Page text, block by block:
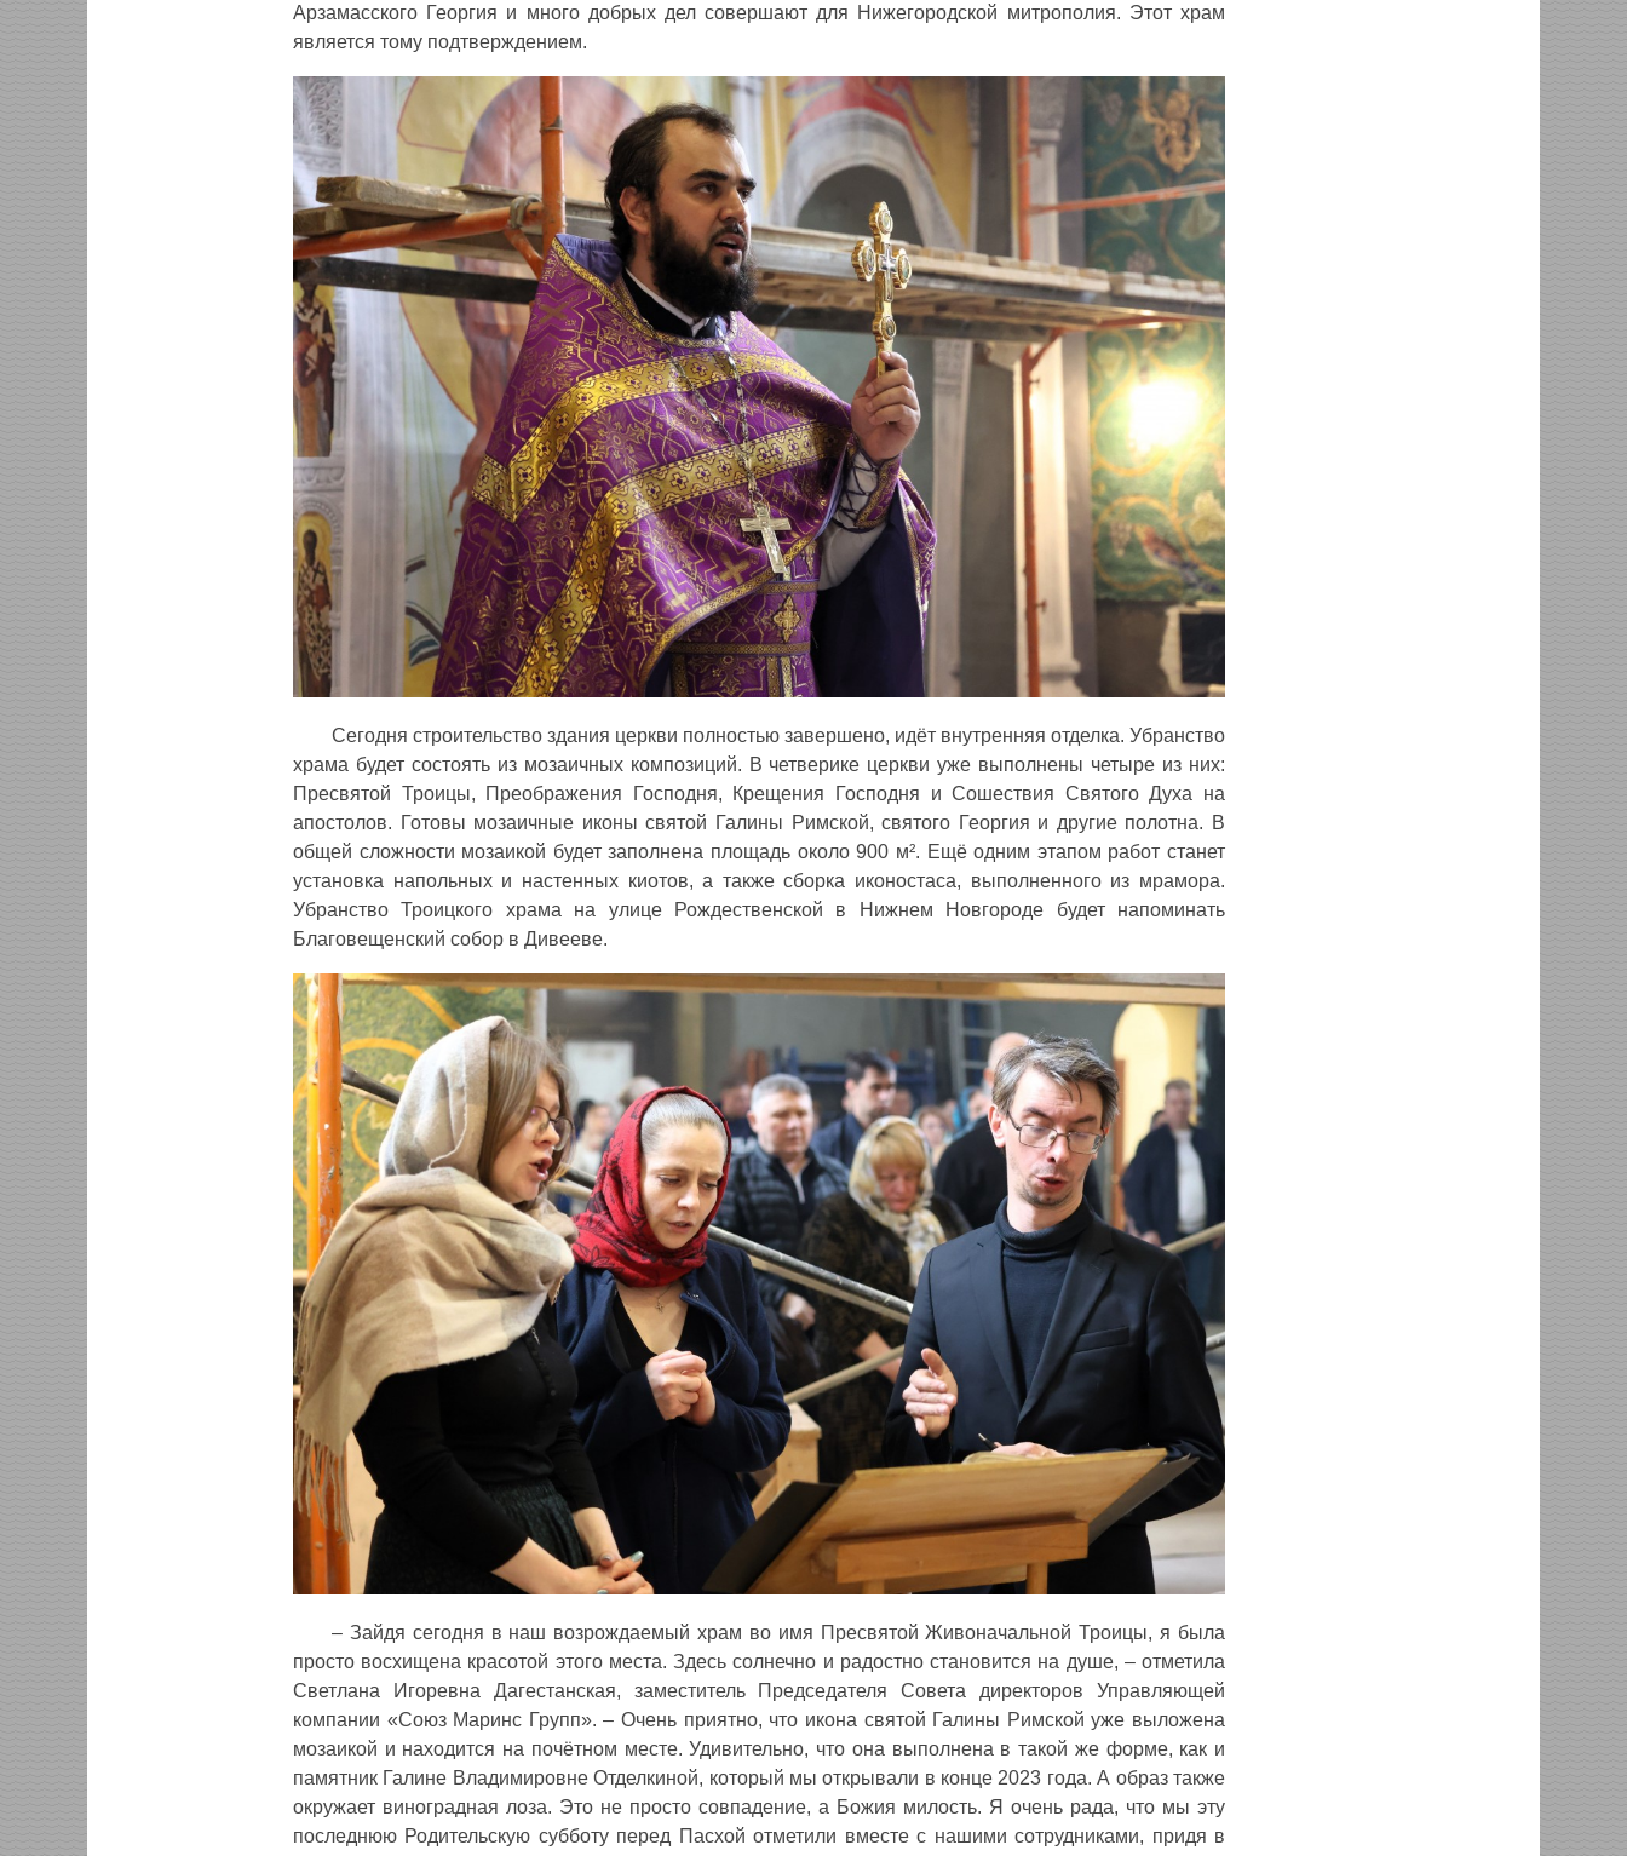
Арзамасского Георгия и много добрых дел совершают для Нижегородской митрополия. Этот храм
является тому подтверждением.
Сегодня строительство здания церкви полностью завершено, идёт внутренняя отделка. Убранство
храма будет состоять из мозаичных композиций. В четверике церкви уже выполнены четыре из них:
Пресвятой Троицы, Преображения Господня, Крещения Господня и Сошествия Святого Духа на
апостолов. Готовы мозаичные иконы святой Галины Римской, святого Георгия и другие полотна. В
общей сложности мозаикой будет заполнена площадь около 900 м². Ещё одним этапом работ станет
установка напольных и настенных киотов, а также сборка иконостаса, выполненного из мрамора.
Убранство Троицкого храма на улице Рождественской в Нижнем Новгороде будет напоминать
Благовещенский собор в Дивееве.
‒ Зайдя сегодня в наш возрождаемый храм во имя Пресвятой Живоначальной Троицы, я была
просто восхищена красотой этого места. Здесь солнечно и радостно становится на душе, ‒ отметила
Светлана Игоревна Дагестанская, заместитель Председателя Совета директоров Управляющей
компании «Союз Маринс Групп». ‒ Очень приятно, что икона святой Галины Римской уже выложена
мозаикой и находится на почётном месте. Удивительно, что она выполнена в такой же форме, как и
памятник Галине Владимировне Отделкиной, который мы открывали в конце 2023 года. А образ также
окружает виноградная лоза. Это не просто совпадение, а Божия милость. Я очень рада, что мы эту
последнюю Родительскую субботу перед Пасхой отметили вместе с нашими сотрудниками, придя в